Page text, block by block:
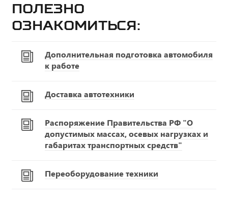
Полезно
ознакомиться:
Дополнительная подготовка автомобиля
к работе
Доставка автотехники
Распоряжение Правительства РФ "О
допустимых массах, осевых нагрузках и
габаритах транспортных средств"
Переоборудование техники